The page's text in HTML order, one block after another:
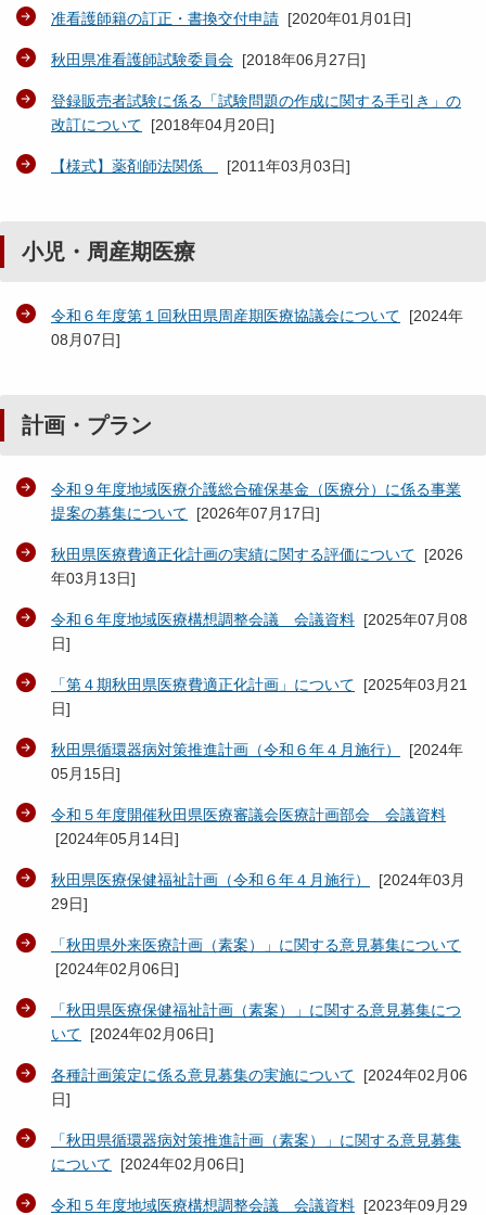
准看護師籍の訂正・書換交付申請 [2020年01月01日]
秋田県准看護師試験委員会 [2018年06月27日]
登録販売者試験に係る「試験問題の作成に関する手引き」の
改訂について [2018年04月20日]
【様式】薬剤師法関係 [2011年03月03日]
小児・周産期医療
令和６年度第１回秋田県周産期医療協議会について [2024年
08月07日]
計画・プラン
令和９年度地域医療介護総合確保基金（医療分）に係る事業
提案の募集について [2026年07月17日]
秋田県医療費適正化計画の実績に関する評価について [2026
年03月13日]
令和６年度地域医療構想調整会議 会議資料 [2025年07月08
日]
「第４期秋田県医療費適正化計画」について [2025年03月21
日]
秋田県循環器病対策推進計画（令和６年４月施行） [2024年
05月15日]
令和５年度開催秋田県医療審議会医療計画部会 会議資料
[2024年05月14日]
秋田県医療保健福祉計画（令和６年４月施行） [2024年03月
29日]
「秋田県外来医療計画（素案）」に関する意見募集について
[2024年02月06日]
「秋田県医療保健福祉計画（素案）」に関する意見募集につ
いて [2024年02月06日]
各種計画策定に係る意見募集の実施について [2024年02月06
日]
「秋田県循環器病対策推進計画（素案）」に関する意見募集
について [2024年02月06日]
令和５年度地域医療構想調整会議 会議資料 [2023年09月29